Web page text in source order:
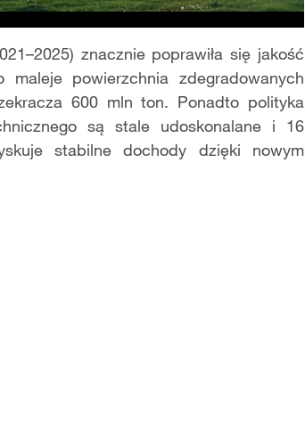
znacznie poprawiła się jakość
powierzchnia zdegradowanych
600 mln ton. Ponadto polityka
są stale udoskonalane i 16
stabilne dochody dzięki nowym